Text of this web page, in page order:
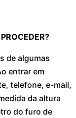
de algumas
entrar em
telefone, e-mail,
da altura
do furo de